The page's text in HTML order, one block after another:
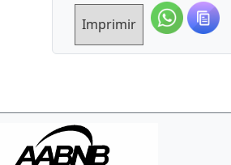
Imprimir